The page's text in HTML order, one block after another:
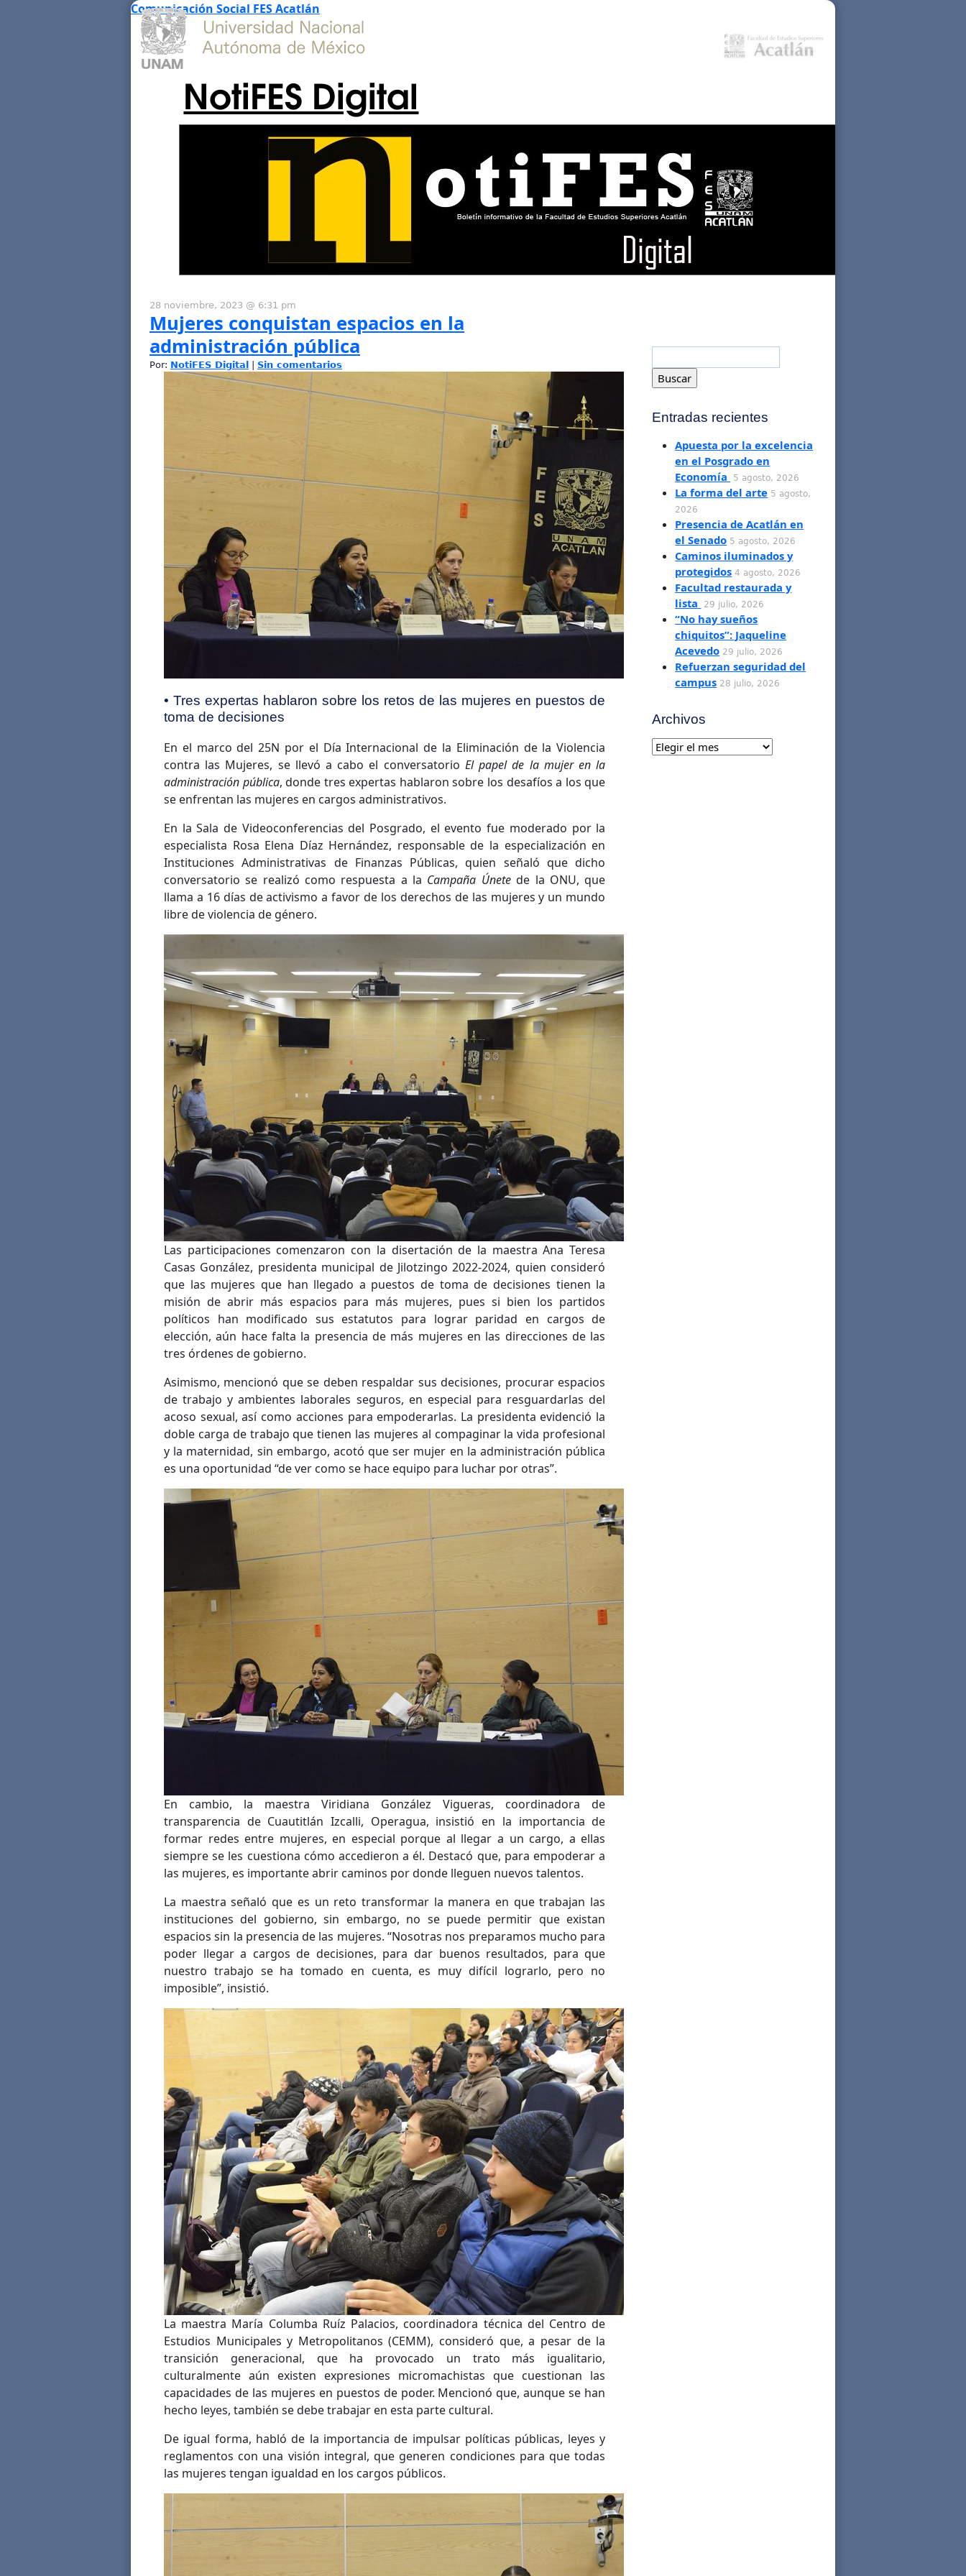
Comunicación Social FES Acatlán
NotiFES Digital
28 noviembre, 2023 @ 6:31 pm
Mujeres conquistan espacios en la
administración pública
Por: NotiFES Digital Sin comentarios
• Tres expertas hablaron sobre los retos de las mujeres en puestos de
toma de decisiones
En el marco del 25N por el Día Internacional de la Eliminación de la Violencia
contra las Mujeres, se llevó a cabo el conversatorio El papel de la mujer en la
administración pública, donde tres expertas hablaron sobre los desafíos a los que
se enfrentan las mujeres en cargos administrativos.
En la Sala de Videoconferencias del Posgrado, el evento fue moderado por la
especialista Rosa Elena Díaz Hernández, responsable de la especialización en
Instituciones Administrativas de Finanzas Públicas, quien señaló que dicho
conversatorio se realizó como respuesta a la Campaña Únetede la ONU, que
llama a 16 días de activismo a favor de los derechos de las mujeres y un mundo
libre de violencia de género.
Las participaciones comenzaron con la disertación de la maestra Ana Teresa
Casas González, presidenta municipal de Jilotzingo 2022-2024, quien consideró
que las mujeres que han llegado a puestos de toma de decisiones tienen la
misión de abrir más espacios para más mujeres, pues si bien los partidos
políticos han modificado sus estatutos para lograr paridad en cargos de
elección, aún hace falta la presencia de más mujeres en las direcciones de las
tres órdenes de gobierno.
Asimismo, mencionó que se deben respaldar sus decisiones, procurar espacios
de trabajo y ambientes laborales seguros, en especial para resguardarlas del
acoso sexual, así como acciones para empoderarlas. La presidenta evidenció la
doble carga de trabajo que tienen las mujeres al compaginar la vida profesional
y la maternidad, sin embargo, acotó que ser mujer en la administración pública
es una oportunidad “de ver como se hace equipo para luchar por otras”.
En cambio, la maestra Viridiana González Vigueras, coordinadora de
transparencia de Cuautitlán Izcalli, Operagua, insistió en la importancia de
formar redes entre mujeres, en especial porque al llegar a un cargo, a ellas
siempre se les cuestiona cómo accedieron a él. Destacó que, para empoderar a
las mujeres, es importante abrir caminos por donde lleguen nuevos talentos.
La maestra señaló que es un reto transformar la manera en que trabajan las
instituciones del gobierno, sin embargo, no se puede permitir que existan
espacios sin la presencia de las mujeres. “Nosotras nos preparamos mucho para
poder llegar a cargos de decisiones, para dar buenos resultados, para que
nuestro trabajo se ha tomado en cuenta, es muy difícil lograrlo, pero no
imposible”, insistió.
La maestra María Columba Ruíz Palacios, coordinadora técnica del Centro de
Estudios Municipales y Metropolitanos (CEMM), consideró que, a pesar de la
transición generacional, que ha provocado un trato más igualitario,
culturalmente aún existen expresiones micromachistas que cuestionan las
capacidades de las mujeres en puestos de poder. Mencionó que, aunque se han
hecho leyes, también se debe trabajar en esta parte cultural.
De igual forma, habló de la importancia de impulsar políticas públicas, leyes y
reglamentos con una visión integral, que generen condiciones para que todas
las mujeres tengan igualdad en los cargos públicos.
Entradas recientes
Apuesta por la excelencia
en el Posgrado en
Economía
5 agosto, 2026
La forma del arte 5 agosto,
2026
Presencia de Acatlán en
el Senado 5 agosto, 2026
Caminos iluminados y
protegidos 4 agosto, 2026
Facultad restaurada y
lista
29 julio, 2026
“No hay sueños
chiquitos”: Jaqueline
Acevedo 29 julio, 2026
Refuerzan seguridad del
campus 28 julio, 2026
Archivos
Archivos